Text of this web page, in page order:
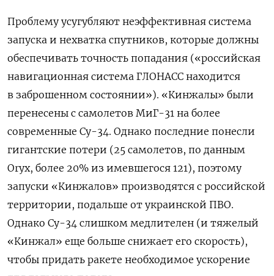
Проблему усугубляют неэффективная система
запуска и нехватка спутников, которые должны
обеспечивать точность попадания («российская
навигационная система ГЛОНАСС находится
в заброшенном состоянии»). «Кинжалы» были
перенесены с самолетов МиГ-31 на более
современные Су-34. Однако последние понесли
гигантские потери (25 самолетов, по данным
Oryx, более 20% из имевшегося 121), поэтому
запуски «Кинжалов» производятся с российской
территории, подальше от украинской ПВО.
Однако Су-34 слишком медлителен (и тяжелый
«Кинжал» еще больше снижает его скорость),
чтобы придать ракете необходимое ускорение